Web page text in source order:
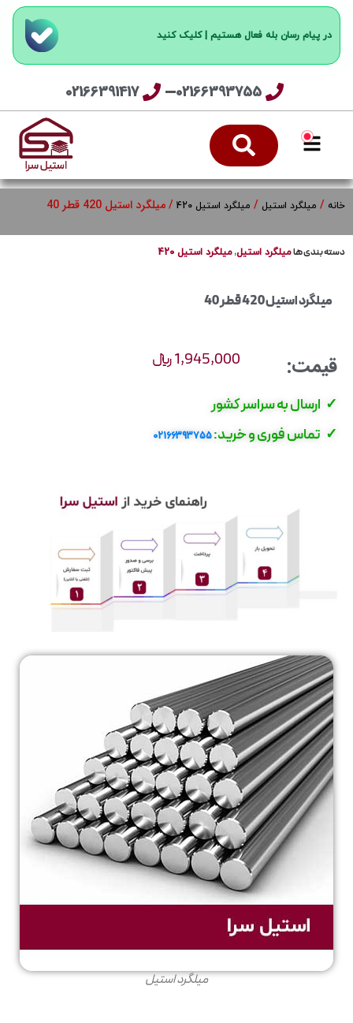
در پیام رسان بله فعال هستیم | کلیک کنید
02166393755
02166391417
خانه / میلگرد استیل / میلگرد استیل 420 / میلگرد استیل 420 قطر 40
دسته بندی هامیلگرد استیل,میلگرد استیل 420
میلگرد استیل 420 قطر 40
قیمت: 1,945,000﷼
✓ ارسال به سراسر کشور
✓ تماس فوری و خرید:02166393755
میلگرد استیل